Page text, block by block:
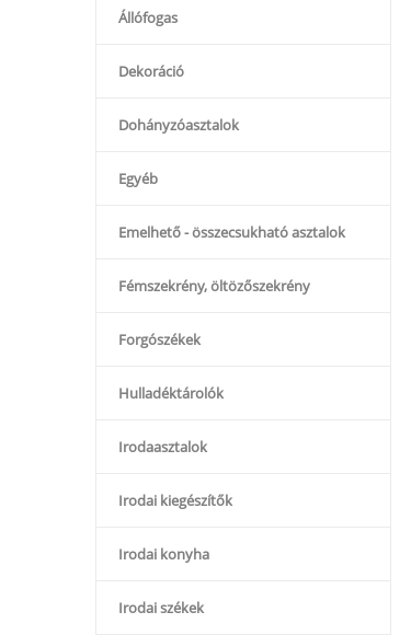
Állófogas
Dekoráció
Dohányzóasztalok
Egyéb
Emelhető - összecsukható asztalok
Fémszekrény, öltözőszekrény
Forgószékek
Hulladéktárolók
Irodaasztalok
Irodai kiegészítők
Irodai konyha
Irodai székek